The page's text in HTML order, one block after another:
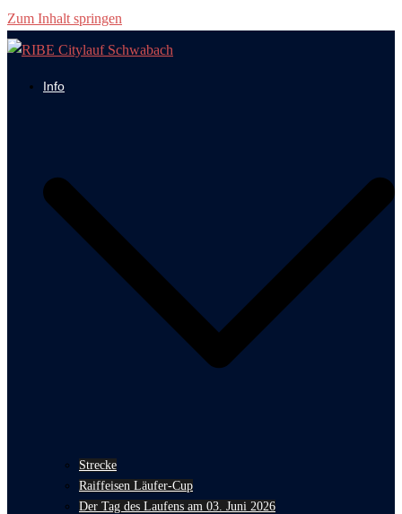
Zum Inhalt springen
Info
Strecke
Raiffeisen Läufer-Cup
Der Tag des Laufens am 03. Juni 2026